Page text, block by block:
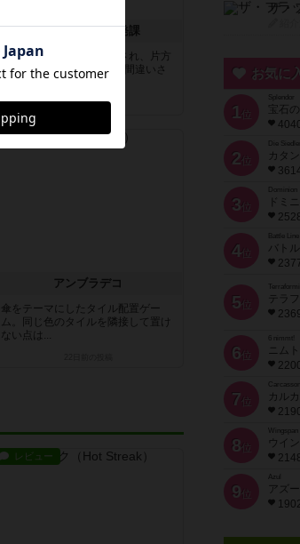
間違いさがし開発課
二枚の同じイラストを渡され、片方
に5個の書き加えをして、間違いさ
がしの...
の投稿
レビュー
アンブラデコ
傘をテーマにしたタイル配置ゲー
ム。同じ色のタイルを隣接して置け
ない点は...
レビュー
ザ・
お気に
1 位
宝石
2 位
Die
カタン
3 位
ドミ
4位
Battle Line
バト
5 位
テラ
6 位
ニムト
7 位
カル
8 位
Wingspan
ウイ
9 位
Azul
アズ